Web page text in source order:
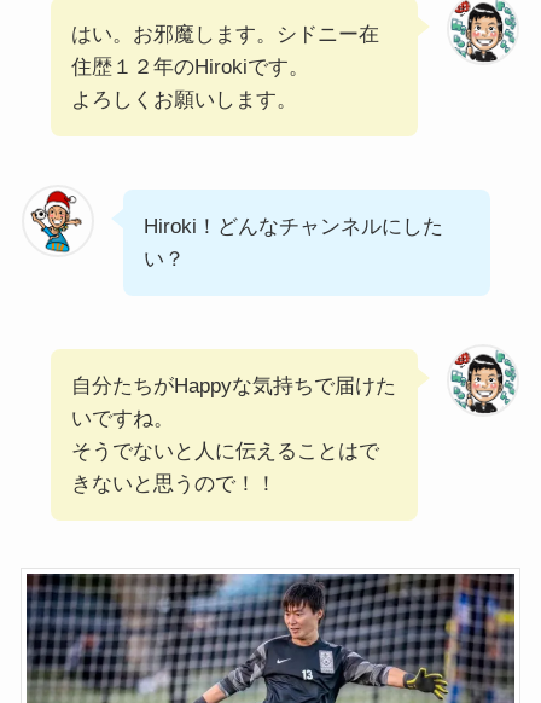
はい。お邪魔します。シドニー在
住歴１２年のHirokiです。
よろしくお願いします。
Hiroki！どんなチャンネルにした
い？
自分たちがHappyな気持ちで届けた
いですね。
そうでないと人に伝えることはで
きないと思うので！！